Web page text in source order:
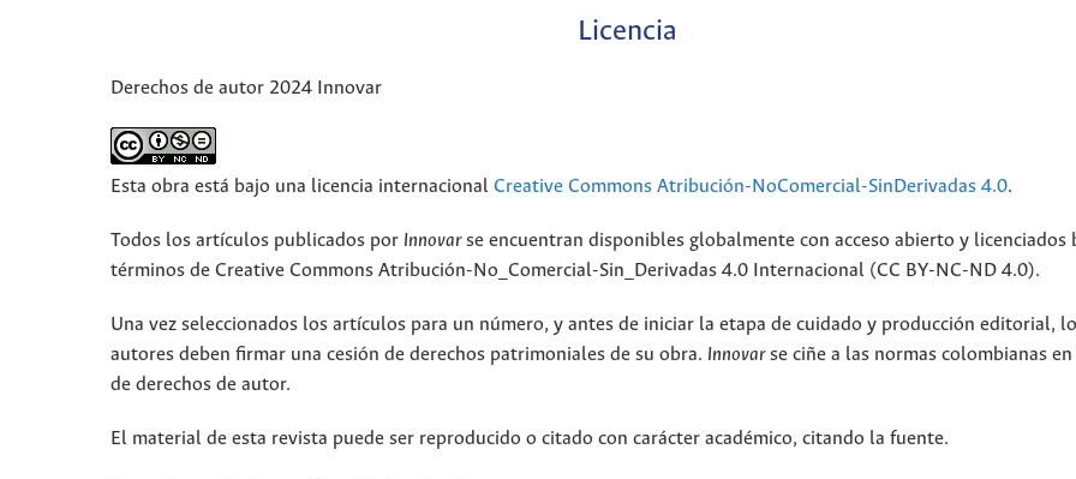
Licencia
Derechos de autor 2024 Innovar
Esta obra está bajo una licencia internacional Creative Commons Atribución-NoComercial-SinDerivadas 4.0.
Todos los artículos publicados por Innovarse encuentran disponibles globalmente con acceso abierto y licenciados
términos de Creative Commons Atribución-No_Comercial-Sin_Derivadas 4.0 Internacional (CC BY-NC-ND 4.0).
Una vez seleccionados los artículos para un número, y antes de iniciar la etapa de cuidado y producción editorial,
autores deben firmar una cesión de derechos patrimoniales de su obra. Innovarse ciñe a las normas colombianas
de derechos de autor.
El material de esta revista puede ser reproducido o citado con carácter académico, citando la fuente.